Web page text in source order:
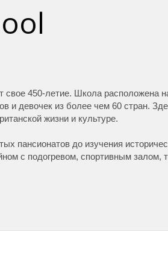
свое 450-летие. Школа расположена
и девочек из более чем 60 стран.
жизни и культуре.
пансионатов до изучения
с подогревом, спортивным залом,